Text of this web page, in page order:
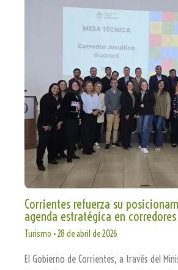
Corrientes refuerza su
agenda estratégica en
Turismo •28 de abril de 2026
El Gobierno de Corrientes, a través del